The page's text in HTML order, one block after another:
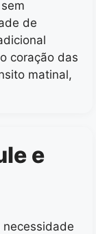
de
coração das
matinal,
e